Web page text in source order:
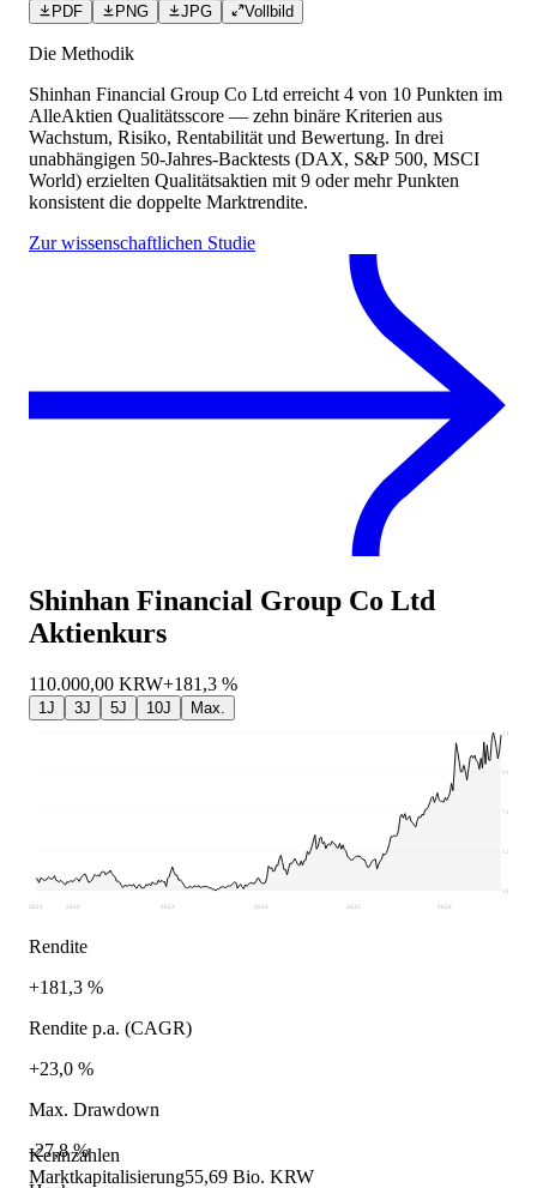
Kennzahlen
Marktkapitalisierung55,69 Bio. KRW
PDF PNG JPG Vollbild
Die Methodik
Shinhan Financial Group Co Ltd erreicht 4 von 10 Punkten im
AlleAktien Qualitätsscore — zehn binäre Kriterien aus
Wachstum, Risiko, Rentabilität und Bewertung. In drei
unabhängigen 50-Jahres-Backtests (DAX, S&P 500, MSCI
World) erzielten Qualitätsaktien mit 9 oder mehr Punkten
konsistent die doppelte Marktrendite.
Zur wissenschaftlichen Studie
Shinhan Financial Group Co Ltd
Aktienkurs
110.000,00 KRW+181,3 %
1J 3J 5J 10J Max.
33.150
52.663
72.175
91.688
111.200
2021 2022 2023 2024 2025 2026
Rendite
+181,3 %
Rendite p.a. (CAGR)
+23,0 %
Max. Drawdown
-27,8 %